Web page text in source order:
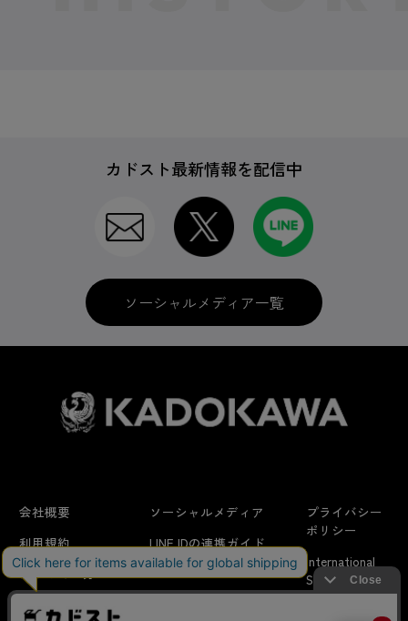
カドスト最新情報を配信中
ソーシャルメディア一覧
会社概要
利用規約
はじめての方へ
ソーシャルメディア
LINE IDの連携ガイド
FAQ
プライバシー
ポリシー
International
Shipping
当サイトでは利用体験の向上およびコンテンツの最適な提供、ト